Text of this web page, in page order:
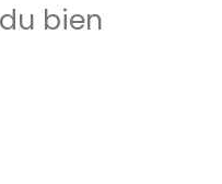
du bien